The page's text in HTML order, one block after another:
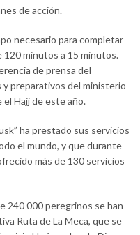
de acción.
necesario para completar
120 minutos a 15 minutos.
de prensa del
preparativos del ministerio
Hajj de este año.
ha prestado sus servicios
el mundo, y que durante
más de 130 servicios
240 000 peregrinos se han
Ruta de La Meca, que se